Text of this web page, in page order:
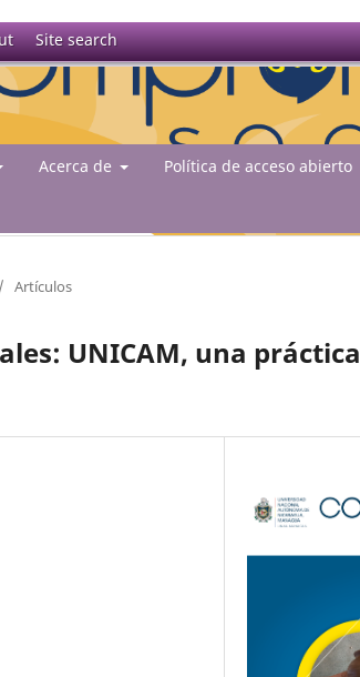
Site search
Acerca de Política de acceso abierto
/ Artículos
UNICAM, una práctica